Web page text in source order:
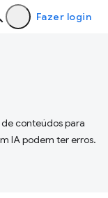
Fazer login
conteúdos para
IA podem ter erros.